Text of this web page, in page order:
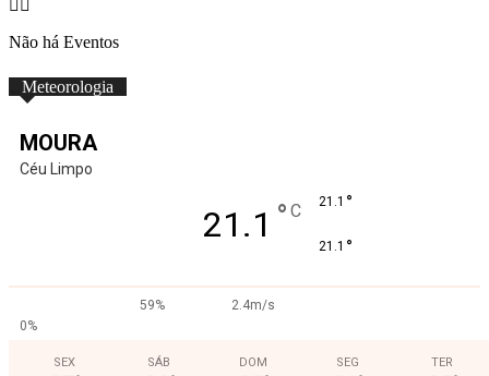
Não há Eventos
Meteorologia
MOURA
Céu Limpo
21.1 ° C 21.1 °
21.1 °
59%
2.4m/s
0%
SEX SÁB DOM SEG TER